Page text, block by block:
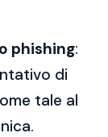
phishing:
di
tale al